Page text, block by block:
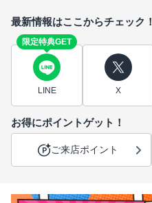
最新情報はここからチェック！
限定特典GET
LINE X
お得にポイントゲット！
ご来店ポイント